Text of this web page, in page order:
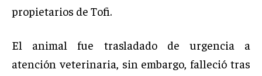
propietarios de Tofi.
El animal fue trasladado de urgencia a
atención veterinaria, sin embargo, falleció tras